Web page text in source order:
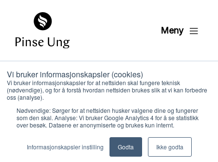
Vi bruker informasjonskapsler (cookies)
Vi bruker informasjonskapsler for at nettsiden skal fungere teknisk
(nødvendige), og for å forstå hvordan nettsiden brukes slik at vi kan forbedre
oss (analyse).
Nødvendige: Sørger for at nettsiden husker valgene dine og fungerer
som den skal. Analyse: Vi bruker Google Analytics 4 for å se statistikk
over besøk. Dataene er anonymiserte og brukes kun internt.
Informasjonskapsler instilling Godta Ikke godta
Meny
Jepardy 14
PER KRISTIAN LØVE
PUBLISERT20. JANUAR 2021